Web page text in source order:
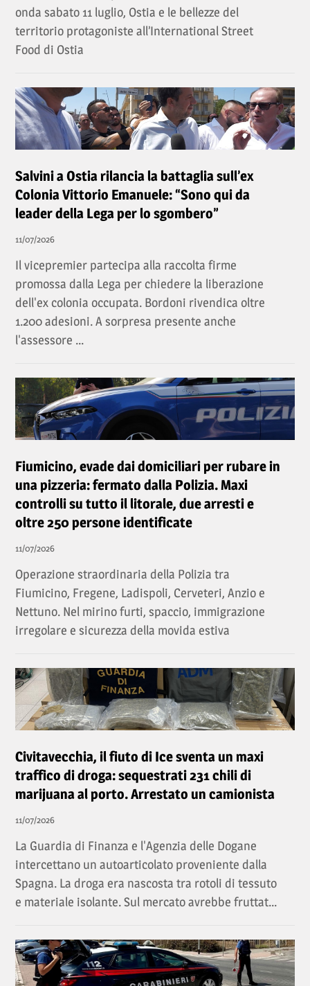
onda sabato 11 luglio, Ostia e le bellezze del
territorio protagoniste all’International Street
Food di Ostia
Salvini a Ostia rilancia la battaglia sull’ex
Colonia Vittorio Emanuele: “Sono qui da
leader della Lega per lo sgombero”
11/07/2026
Il vicepremier partecipa alla raccolta firme
promossa dalla Lega per chiedere la liberazione
dell'ex colonia occupata. Bordoni rivendica oltre
1.200 adesioni. A sorpresa presente anche
l'assessore ...
Fiumicino, evade dai domiciliari per rubare in
una pizzeria: fermato dalla Polizia. Maxi
controlli su tutto il litorale, due arresti e
oltre 250 persone identificate
11/07/2026
Operazione straordinaria della Polizia tra
Fiumicino, Fregene, Ladispoli, Cerveteri, Anzio e
Nettuno. Nel mirino furti, spaccio, immigrazione
irregolare e sicurezza della movida estiva
Civitavecchia, il fiuto di Ice sventa un maxi
traffico di droga: sequestrati 231 chili di
marijuana al porto. Arrestato un camionista
11/07/2026
La Guardia di Finanza e l'Agenzia delle Dogane
intercettano un autoarticolato proveniente dalla
Spagna. La droga era nascosta tra rotoli di tessuto
e materiale isolante. Sul mercato avrebbe fruttat...